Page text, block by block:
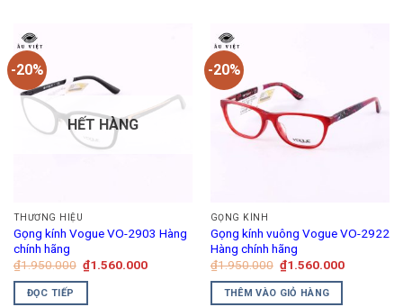
-20%
HẾT HÀNG
THƯƠNG HIỆU
Gọng kính Vogue VO-2903 Hàng
chính hãng
₫1.950.000 Giá
gốc
là:
₫1.560.000Giá
ĐỌC TIẾP
-20%
GỌNG KÍNH
Gọng kính vuông Vogue VO-2922
Hàng chính hãng
₫1.950.000 Giá
gốc
là:
₫1.950.000.
₫1.560.000Giá
THÊM VÀO GIỎ HÀNG